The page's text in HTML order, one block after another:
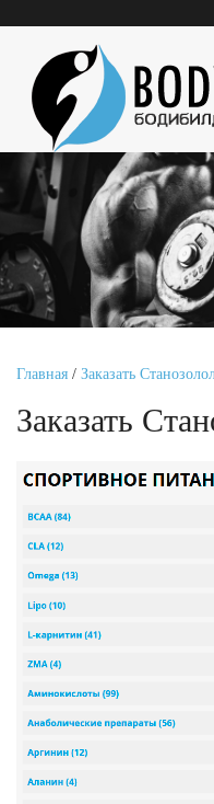
Главная / Заказать
Заказать